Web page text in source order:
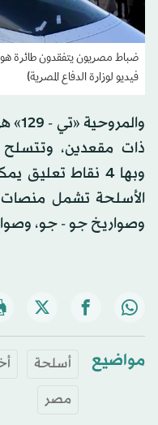
ضباط مصريون يتفقدون طائرة
فيديو لوزارة الدفاع المصرية)
ذات مقعدين، وتتسلح
وبها 4 نقاط
الأسلحة تشمل منصات
وصواريخ جو - جو،
مواضيع أسلحة
مصر